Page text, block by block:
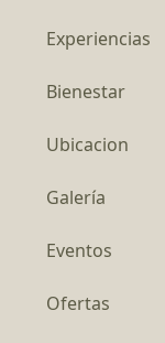
Experiencias
Bienestar
Ubicacion
Galería
Eventos
Ofertas